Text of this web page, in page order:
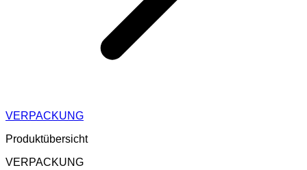
VERPACKUNG
Produktübersicht
VERPACKUNG